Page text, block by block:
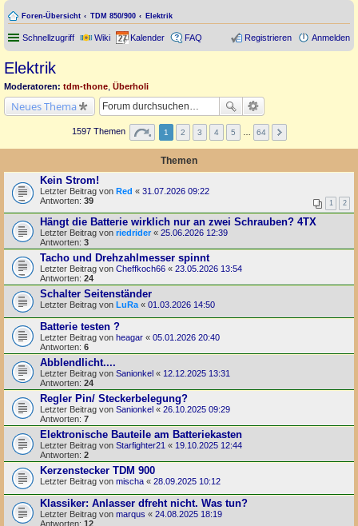
Foren-Übersicht TDM 850/900 Elektrik
Schnellzugriff Wiki Kalender FAQ Anmelden
Registrieren
Elektrik
Moderatoren: tdm-thone Überholi
Neues Thema
1597 Themen 1 2 3 4 5 64
Themen
Kein Strom!
Letzter Beitrag von Red « 31.07.2026 09:22
Antworten: 39 1 2
Hängt die Batterie wirklich nur an zwei Schrauben? 4TX
Letzter Beitrag von riedrider « 25.06.2026 12:39
Antworten: 3
Tacho und Drehzahlmesser spinnt
Letzter Beitrag von Cheffkoch66 « 23.05.2026 13:54
Antworten: 24
Schalter Seitenständer
Letzter Beitrag von LuRa « 01.03.2026 14:50
Batterie testen ?
Letzter Beitrag von heagar « 05.01.2026 20:40
Antworten: 6
Abblendlicht....
Letzter Beitrag von Sanionkel « 12.12.2025 13:31
Antworten: 24
Regler Pin/ Steckerbelegung?
Letzter Beitrag von Sanionkel « 26.10.2025 09:29
Antworten: 7
Elektronische Bauteile am Batteriekasten
Letzter Beitrag von Starfighter21 « 19.10.2025 12:44
Antworten: 2
Kerzenstecker TDM 900
Letzter Beitrag von mischa « 28.09.2025 10:12
Klassiker: Anlasser dfreht nicht. Was tun?
Letzter Beitrag von marqus « 24.08.2025 18:19
Antworten: 12